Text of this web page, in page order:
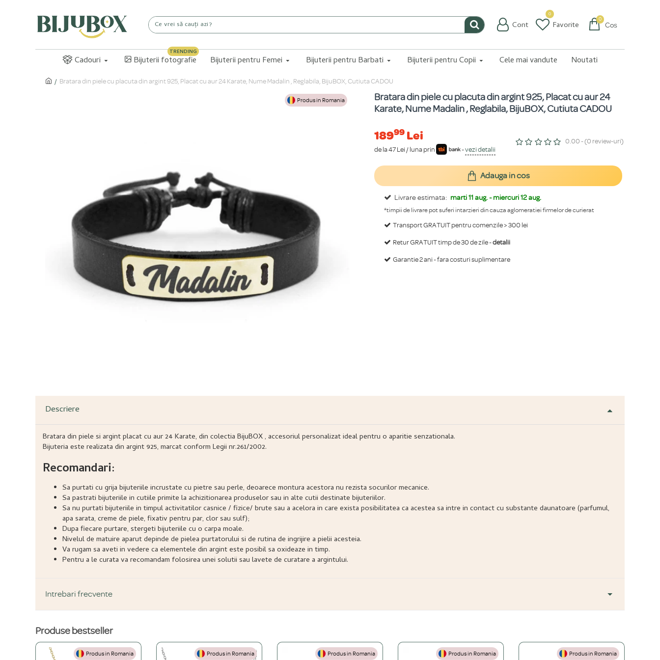
Cont Favorite
0
Coș
0
Cadouri Bijuterii fotografie
TRENDING
Bijuterii pentru Femei Bijuterii pentru Barbati Bijuterii pentru Copii Cele mai vandute Noutati
Bratara din piele cu placuta din argint 925, Placat cu aur 24 Karate, Nume Madalin , Reglabila, BijuBOX, Cutiuta CADOU
Produs in Romania
Bratara din piele cu placuta din argint 925, Placat cu aur 24
Karate, Nume Madalin , Reglabila, BijuBOX, Cutiuta CADOU
18999 Lei
de la 47 Lei / luna prin -vezi detalii
0.00 - (0 review-uri)
Livrare estimata: marti 11 aug. - miercuri 12 aug.
*timpii de livrare pot suferi intarzieri din cauza aglomeratiei firmelor de curierat
Transport GRATUIT pentru comenzile > 300 lei
Retur GRATUIT timp de 30 de zile -detalii
Garantie 2 ani - fara costuri suplimentare
Adauga in cos
Descriere
Bratara din piele si argint placat cu aur 24 Karate, din colectia BijuBOX , accesoriul personalizat ideal pentru o aparitie senzationala.
Bijuteria este realizata din argint 925, marcat conform Legii nr.261/2002.
Recomandari:
Sa purtati cu grija bijuteriile incrustate cu pietre sau perle, deoarece montura acestora nu rezista socurilor mecanice.
Sa pastrati bijuteriile in cutiile primite la achizitionarea produselor sau in alte cutii destinate bijuteriilor.
Sa nu purtati bijuteriile in timpul activitatilor casnice / fizice/ brute sau a acelora in care exista posibilitatea ca acestea sa intre in contact cu substante daunatoare (parfumul,
apa sarata, creme de piele, fixativ pentru par, clor sau sulf);
Dupa fiecare purtare, stergeti bijuteriile cu o carpa moale.
Nivelul de matuire aparut depinde de pielea purtatorului si de rutina de ingrijire a pielii acesteia.
Va rugam sa aveti in vedere ca elementele din argint este posibil sa oxideaze in timp.
Pentru a le curata va recomandam folosirea unei solutii sau lavete de curatare a argintului.
Intrebari frecvente
DESPRE PRODUS ȘI MATERIALE
Din ce materiale sunt fabricate bijuteriile voastre? +
Produse bestseller
Produs in Romania Produs in Romania Produs in Romania Produs in Romania Produs in Romania